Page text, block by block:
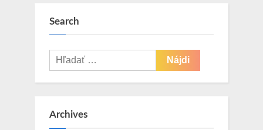
Search
Hľadať:
Archives